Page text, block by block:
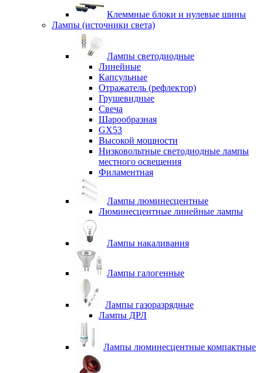
Клеммные блоки и нулевые шины
Лампы (источники света)
Лампы светодиодные
Линейные
Капсульные
Отражатель (рефлектор)
Грушевидные
Свеча
Шарообразная
GX53
Высокой мощности
Низковольтные светодиодные лампы
местного освещения
Филаментная
Лампы люминесцентные
Люминесцентные линейные лампы
Лампы накаливания
Лампы галогенные
Лампы газоразрядные
Лампы ДРЛ
Лампы люминесцентные компактные